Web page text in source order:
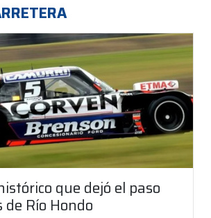
que dejó el paso
de Río Hondo